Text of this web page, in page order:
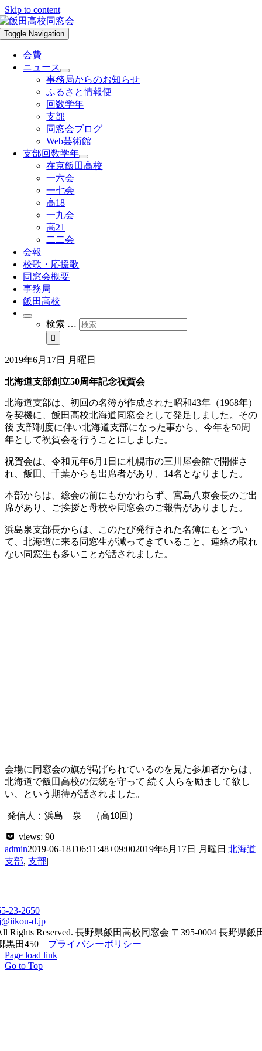
Skip to content
Toggle Navigation
会費
ニュース
事務局からのお知らせ
ふるさと情報便
回数学年
支部
同窓会ブログ
Web芸術館
支部回数学年
在京飯田高校
一六会
一七会
高18
一九会
高21
二二会
会報
校歌・応援歌
同窓会概要
事務局
飯田高校
検索 …
2019年6月17日 月曜日
北海道支部創立50周年記念祝賀会
北海道支部は、初回の名簿が作成された昭和43年（1968年）
を契機に、飯田高校北海道同窓会として発足しました。その
後 支部制度に伴い北海道支部になった事から、今年を50周
年として祝賀会を行うことにしました。
祝賀会は、令和元年6月 1 日に札幌市の三川屋会館で開催さ
れ、飯田、千葉からも出席者があり、 14名となりました。
本部からは、総会の前にもかかわらず、宮島八束会長のご出
席があり、ご挨拶と母校や同窓会のご報告がありました。
浜島泉支部長からは、このたび発行された名簿にもとづい
て、北海道に来る同窓生が減ってきていること、連絡の取れ
ない同窓生も多いことが話されました。
会場に同窓会の旗が掲げられているのを見た参加者からは、
北海道で飯田高校の伝統を守って 続く人らを励まして欲し
い、という期待が話されました。
発信人：浜島 泉 （高10回）
views: 90
admin2019-06-18T06:11:48+09:002019年6月17日 月曜日 |北海道
支部, 支部|
23-2650
d.jp
Rights Reserved. 長野県飯田高校同窓会 〒395-0004 長野県飯
黒田450 プライバシーポリシー
Page load link
Go to Top